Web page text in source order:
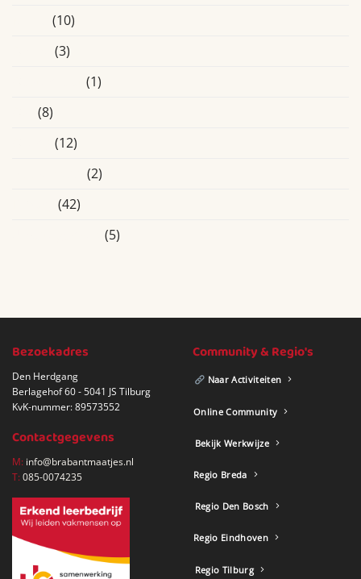
(10)
(3)
(1)
(8)
(12)
(2)
(42)
(5)
Bezoekadres
Den Herdgang
Berlagehof 60 - 5041 JS Tilburg
KvK-nummer: 89573552
Contactgegevens
M: info@brabantmaatjes.nl
T:085-0074235
Community & Regio's
Naar Activiteiten
Online Community
Bekijk Werkwijze
Regio Breda
Regio Den Bosch
Regio Eindhoven
Regio Tilburg